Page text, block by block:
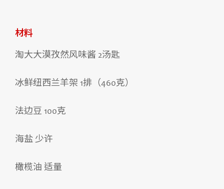
材料
淘大大漠孜然风味酱 2汤匙
冰鲜纽西兰羊架 1排（460克）
法边豆 100克
海盐 少许
橄榄油 适量